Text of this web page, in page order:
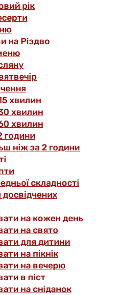
рік
на Різдво
хвилин
хвилин
хвилин
години
ніж за 2 години
складності
на кожен день
на свято
для дитини
на пікнік
на вечерю
в піст
на сніданок